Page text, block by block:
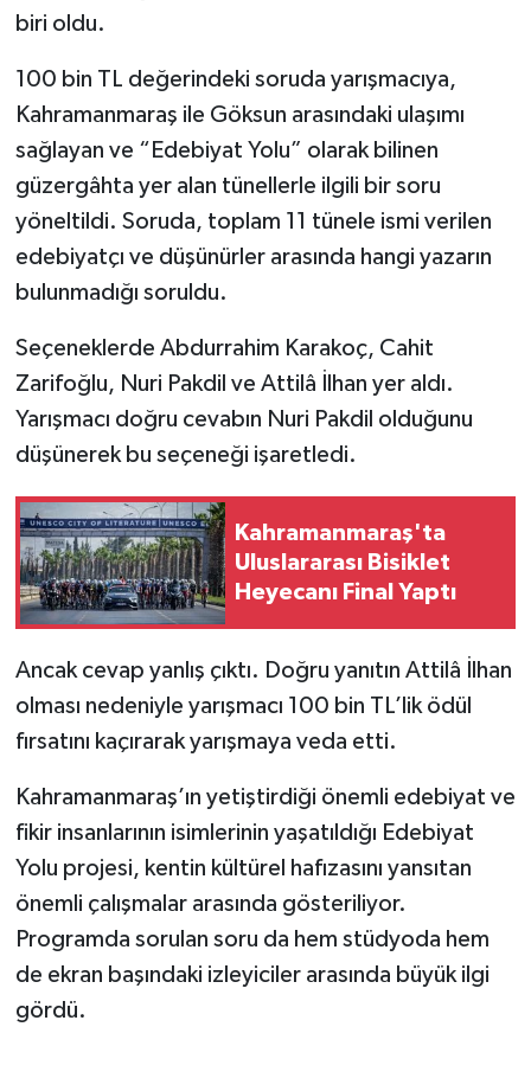
biri oldu.
100 bin TL değerindeki soruda yarışmacıya,
Kahramanmaraş ile Göksun arasındaki ulaşımı
sağlayan ve “Edebiyat Yolu” olarak bilinen
güzergâhta yer alan tünellerle ilgili bir soru
yöneltildi. Soruda, toplam 11 tünele ismi verilen
edebiyatçı ve düşünürler arasında hangi yazarın
bulunmadığı soruldu.
Seçeneklerde Abdurrahim Karakoç, Cahit
Zarifoğlu, Nuri Pakdil ve Attilâ İlhan yer aldı.
Yarışmacı doğru cevabın Nuri Pakdil olduğunu
düşünerek bu seçeneği işaretledi.
Kahramanmaraş'ta
Uluslararası Bisiklet
Heyecanı Final Yaptı
Ancak cevap yanlış çıktı. Doğru yanıtın Attilâ İlhan
olması nedeniyle yarışmacı 100 bin TL’lik ödül
fırsatını kaçırarak yarışmaya veda etti.
Kahramanmaraş’ın yetiştirdiği önemli edebiyat ve
fikir insanlarının isimlerinin yaşatıldığı Edebiyat
Yolu projesi, kentin kültürel hafızasını yansıtan
önemli çalışmalar arasında gösteriliyor.
Programda sorulan soru da hem stüdyoda hem
de ekran başındaki izleyiciler arasında büyük ilgi
gördü.
MEDYA
SEÇİM 2011
ÜÇÜNCÜ SAYFA
Yemek
SEÇİM 2014
KİM KİMDİR
ÇEK GÖNDER
KİTAP
HEDEF2020
OTOMOBİL
MİZAH
TARİH
Genel
Politika